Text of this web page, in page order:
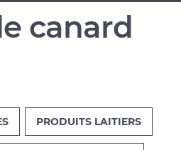
canard
PRODUITS LAITIERS